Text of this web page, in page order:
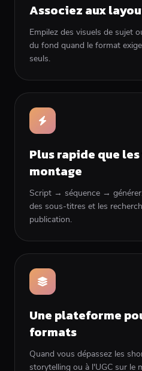
Associez aux
Empilez des visuels de sujet
du fond quand le format
seuls.
Plus rapide que
montage
Script → séquence →
des sous-titres et les
publication.
Une plateforme
formats
Quand vous dépassez les
storytelling ou à l'UGC sur le